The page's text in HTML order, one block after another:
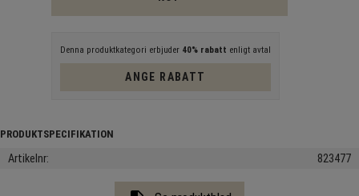
Denna produktkategori erbjuder 40% rabatt enligt avtal
ANGE RABATT
Artikelnr 823477